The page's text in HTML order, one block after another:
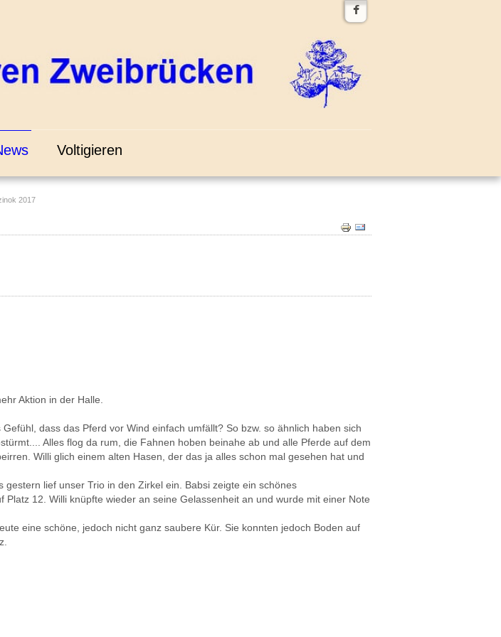
Voltigieren
2017
Aktion in der Halle.
dass das Pferd vor Wind einfach umfällt? So bzw. so ähnlich haben sich
Alles flog da rum, die Fahnen hoben beinahe ab und alle Pferde auf dem
Willi glich einem alten Hasen, der das ja alles schon mal gesehen hat und
lief unser Trio in den Zirkel ein. Babsi zeigte ein schönes
12. Willi knüpfte wieder an seine Gelassenheit an und wurde mit einer Note
eine schöne, jedoch nicht ganz saubere Kür. Sie konnten jedoch Boden auf